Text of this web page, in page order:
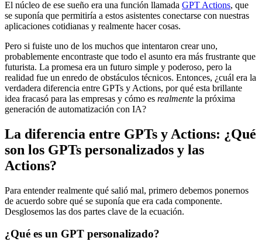
El núcleo de ese sueño era una función llamada GPT Actions, que
se suponía que permitiría a estos asistentes conectarse con nuestras
aplicaciones cotidianas y realmente hacer cosas.
Pero si fuiste uno de los muchos que intentaron crear uno,
probablemente encontraste que todo el asunto era más frustrante que
futurista. La promesa era un futuro simple y poderoso, pero la
realidad fue un enredo de obstáculos técnicos. Entonces, ¿cuál era la
verdadera diferencia entre GPTs y Actions, por qué esta brillante
idea fracasó para las empresas y cómo es realmente la próxima
generación de automatización con IA?
La diferencia entre GPTs y Actions: ¿Qué
son los GPTs personalizados y las
Actions?
Para entender realmente qué salió mal, primero debemos ponernos
de acuerdo sobre qué se suponía que era cada componente.
Desglosemos las dos partes clave de la ecuación.
¿Qué es un GPT personalizado?